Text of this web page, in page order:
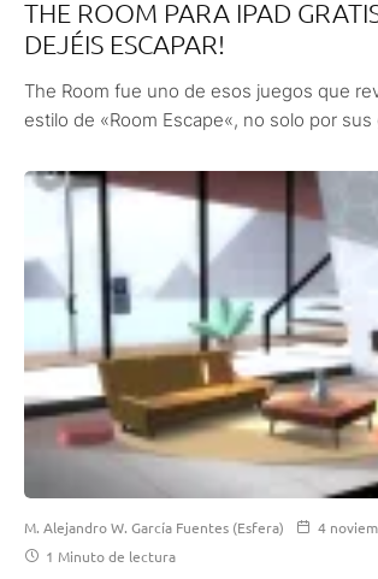
THE ROOM PARA IPAD
DEJÉIS ESCAPAR!
The Room fue uno de esos juegos que
estilo de «Room Escape«, no solo por sus
M. Alejandro W. García Fuentes (Esfera)
4
1 Minuto de lectura